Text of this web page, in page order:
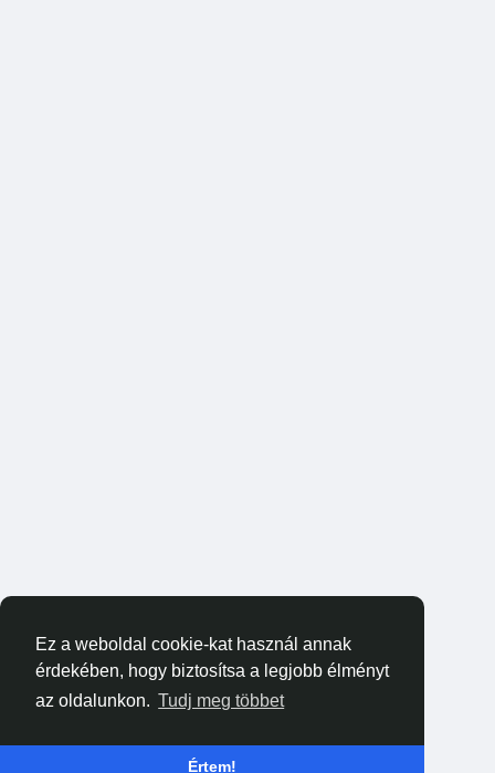
Ez a weboldal cookie-kat használ annak
érdekében, hogy biztosítsa a legjobb élményt
az oldalunkon. Tudj meg többet
Értem!